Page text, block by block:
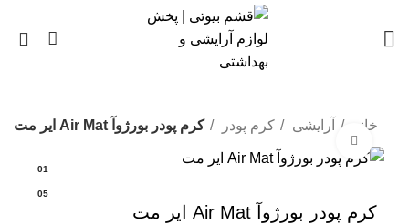
خانه آرایشی کرم پودر کرم پودر بورژ‌وآ Air Mat ایر مت
01
05
کرم پودر بورژ‌وآ Air Mat ایر مت